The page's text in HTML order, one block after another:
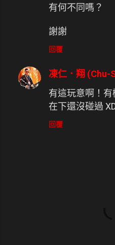
有何不同嗎？
謝謝
回覆
凍仁．翔 (Chu-
有這玩意啊！有
在下還沒碰過
回覆